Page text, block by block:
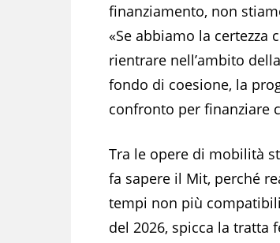
finanziamento, non
«Se abbiamo la
rientrare nell’ambito
fondo di coesione, la
confronto per finanziare
Tra le opere di mobilità
fa sapere il Mit, perché
tempi non più
del 2026, spicca la tratta